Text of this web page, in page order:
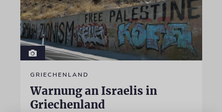
GRIECHENLAND
Warnung an Israelis in
Griechenland